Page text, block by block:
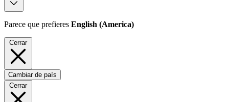
Parece que prefieres English (America)
Cerrar
Cambiar de país
Cerrar